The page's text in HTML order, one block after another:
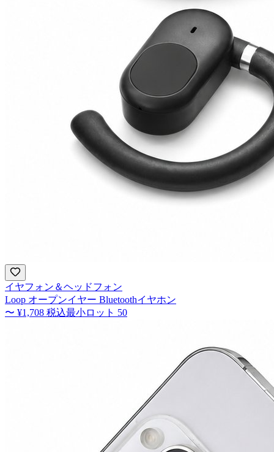
イヤフォン＆ヘッドフォン
Loop オープンイヤー Bluetoothイヤホン
〜 ¥1,708 税込最小ロット 50